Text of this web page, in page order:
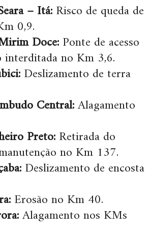
– Itá:Risco de queda de
0,9.
Doce:Ponte de acesso
no Km 3,6.
Deslizamento de terra
Central:Alagamento
Preto:Retirada do
no Km 137.
Deslizamento de encosta
Erosão no Km 40.
Alagamento nos KMs